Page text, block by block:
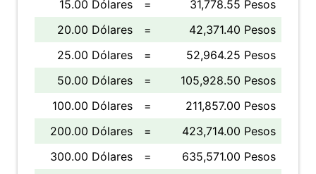
15.00 Dólares
=
31,778.55 Pesos
20.00 Dólares
=
42,371.40 Pesos
25.00 Dólares
=
52,964.25 Pesos
50.00 Dólares
=
105,928.50 Pesos
100.00 Dólares
=
211,857.00 Pesos
200.00 Dólares
=
423,714.00 Pesos
300.00 Dólares
=
635,571.00 Pesos